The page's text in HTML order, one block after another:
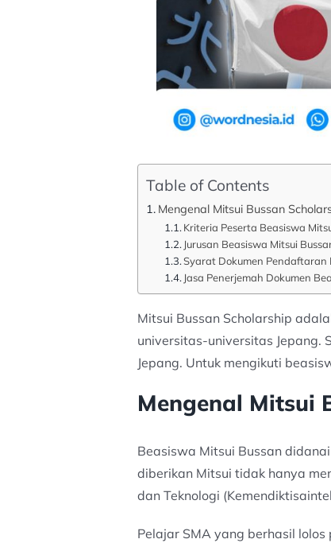
Table of Contents
Mengenal Mitsui Bussan
Kriteria Peserta Beasiswa
Jurusan Beasiswa Mitsui
Syarat Dokumen Pendaftaran
Jasa Penerjemah Dokumen
Mitsui Bussan Scholarship
universitas-universitas Jepang.
Jepang. Untuk mengikuti
Mengenal Mitsui
Beasiswa Mitsui Bussan
diberikan Mitsui tidak hanya
dan Teknologi
Pelajar SMA yang berhasil